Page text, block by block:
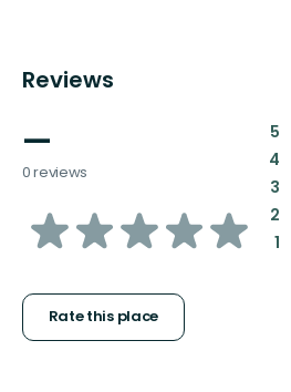
Reviews
—
0 reviews
of
stars
Rate this place
5:
4:
3:
2:
1: